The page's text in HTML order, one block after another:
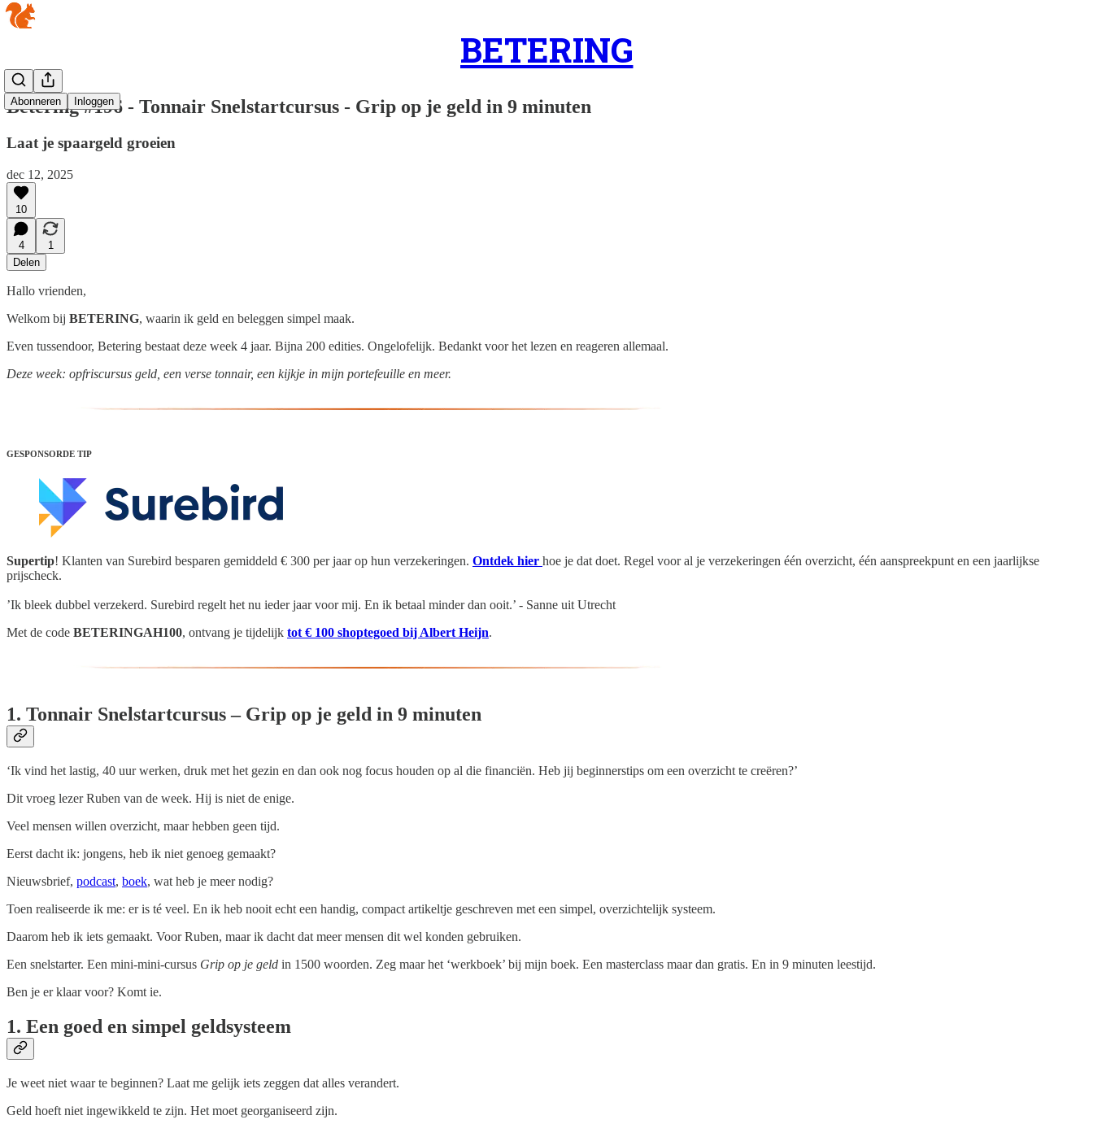
BETERING
Abonneren Inloggen
Betering #196 - Tonnair Snelstartcursus - Grip op je geld in 9 minuten
Laat je spaargeld groeien
dec 12, 2025
10
4
1
Delen
Hallo vrienden,
Welkom bij BETERING, waarin ik geld en beleggen simpel maak.
Even tussendoor, Betering bestaat deze week 4 jaar. Bijna 200 edities. Ongelofelijk. Bedankt voor het lezen en reageren allemaal.
Deze week: opfriscursus geld, een verse tonnair, een kijkje in mijn portefeuille en meer.
GESPONSORDE TIP
Supertip! Klanten van Surebird besparen gemiddeld € 300 per jaar op hun verzekeringen. Ontdek hier hoe je dat doet. Regel voor al je verzekeringen één overzicht, één aanspreekpunt en een jaarlijkse
prijscheck.
️’Ik bleek dubbel verzekerd. Surebird regelt het nu ieder jaar voor mij. En ik betaal minder dan ooit.’ - Sanne uit Utrecht
Met de code BETERINGAH100, ontvang je tijdelijk tot € 100 shoptegoed bij Albert Heijn.
1. Tonnair Snelstartcursus – Grip op je geld in 9 minuten
‘Ik vind het lastig, 40 uur werken, druk met het gezin en dan ook nog focus houden op al die financiën. Heb jij beginnerstips om een overzicht te creëren?’
Dit vroeg lezer Ruben van de week. Hij is niet de enige.
Veel mensen willen overzicht, maar hebben geen tijd.
Eerst dacht ik: jongens, heb ik niet genoeg gemaakt?
Nieuwsbrief, podcast, boek, wat heb je meer nodig?
Toen realiseerde ik me: er is té veel. En ik heb nooit echt een handig, compact artikeltje geschreven met een simpel, overzichtelijk systeem.
Daarom heb ik iets gemaakt. Voor Ruben, maar ik dacht dat meer mensen dit wel konden gebruiken.
Een snelstarter. Een mini-mini-cursus Grip op je geld in 1500 woorden. Zeg maar het ‘werkboek’ bij mijn boek. Een masterclass maar dan gratis. En in 9 minuten leestijd.
Ben je er klaar voor? Komt ie.
1. Een goed en simpel geldsysteem
Je weet niet waar te beginnen? Laat me gelijk iets zeggen dat alles verandert.
Geld hoeft niet ingewikkeld te zijn. Het moet georganiseerd zijn.